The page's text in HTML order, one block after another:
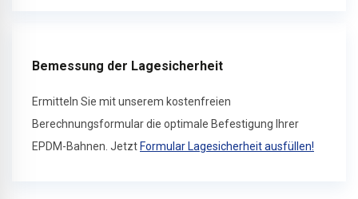
Bemessung der Lagesicherheit
Ermitteln Sie mit unserem kostenfreien
Berechnungsformular die optimale Befestigung Ihrer
EPDM-Bahnen. JetztFormular Lagesicherheit ausfüllen!